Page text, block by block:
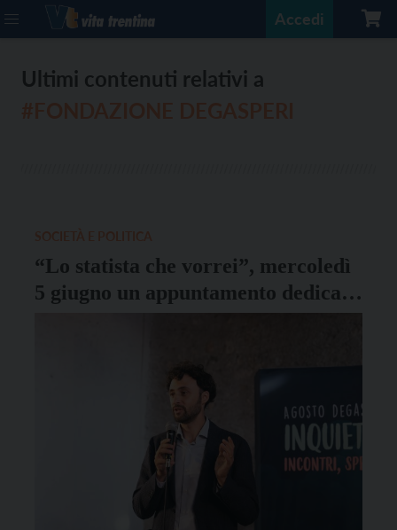
Accedi
Ultimi contenuti relativi a
“Lo statista che vorrei”, mercoledì
5 giugno un appuntamento dedicato
alla figura di De Gasperi